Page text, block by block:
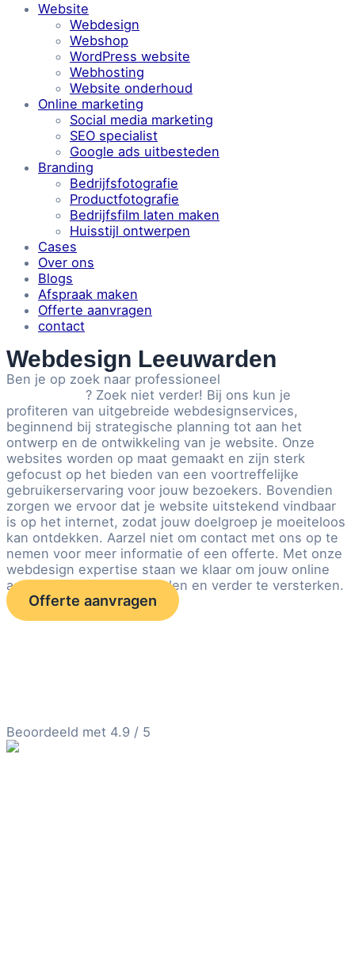
Website
Webdesign
Webshop
WordPress website
Webhosting
Website onderhoud
Online marketing
Social media marketing
SEO specialist
Google ads uitbesteden
Branding
Bedrijfsfotografie
Productfotografie
Bedrijfsfilm laten maken
Huisstijl ontwerpen
Cases
Over ons
Blogs
Afspraak maken
Offerte aanvragen
contact
Webdesign Leeuwarden
Ben je op zoek naar professioneel
? Zoek niet verder! Bij ons kun je
profiteren van uitgebreide webdesignservices,
beginnend bij strategische planning tot aan het
ontwerp en de ontwikkeling van je website. Onze
websites worden op maat gemaakt en zijn sterk
gefocust op het bieden van een voortreffelijke
gebruikerservaring voor jouw bezoekers. Bovendien
zorgen we ervoor dat je website uitstekend vindbaar
is op het internet, zodat jouw doelgroep je moeiteloos
kan ontdekken. Aarzel niet om contact met ons op te
nemen voor meer informatie of een offerte. Met onze
webdesign expertise staan we klaar om jouw online
aanwezigheid in Leeuwarden en verder te versterken.
Offerte aanvragen
Beoordeeld met 4.9 / 5